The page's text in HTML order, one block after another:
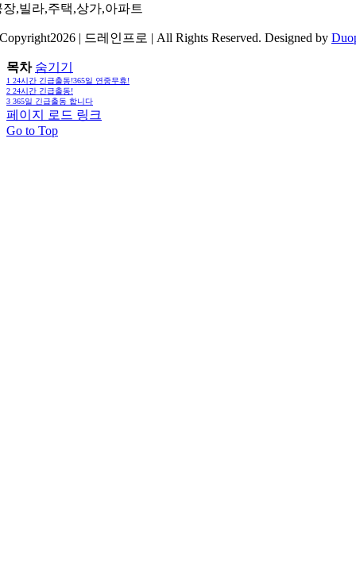
장,빌라,주택,상가,아파트
| 드레인프로 | All Rights Reserved. Designed by
목차 숨기기
1 24시간 긴급출동!365일 연중무휴!
2 24시간 긴급출동!
3 365일 긴급출동 합니다
페이지 로드 링크
Go to Top